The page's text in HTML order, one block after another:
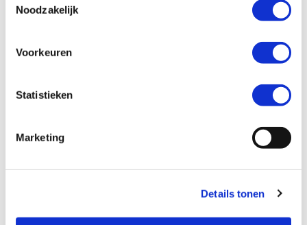
Noodzakelijk
Voorkeuren
Statistieken
Marketing
Details tonen
Dit bieden we jou
Na gebleken geschiktheid een vaste aanstelling en een goed
Je mag je uren zelf in overleg invullen tijdens onze
Een leuke werkomgeving, je maakt deel uit van het MotoPort team
Vragen of direct solliciteren?
Stuur een mail naarinfo@motoportveldhoven.nl, bel naar 040-2012542